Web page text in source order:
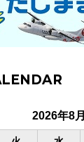
2026年8月